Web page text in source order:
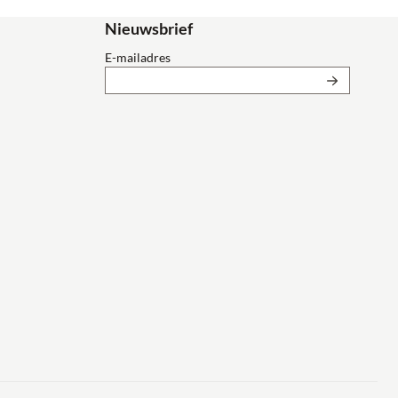
Nieuwsbrief
E-mailadresVul je e-mailadres in voor de nieuwsbrief